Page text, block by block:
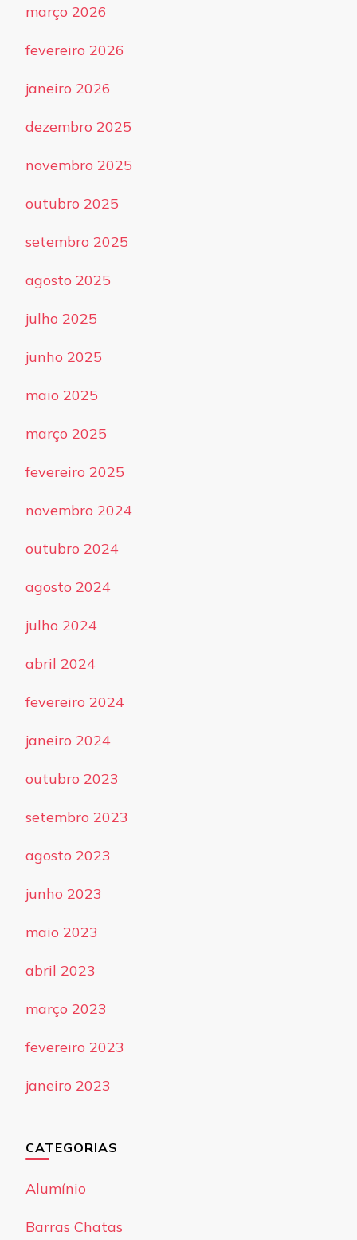
março 2026
fevereiro 2026
janeiro 2026
dezembro 2025
novembro 2025
outubro 2025
setembro 2025
agosto 2025
julho 2025
junho 2025
maio 2025
março 2025
fevereiro 2025
novembro 2024
outubro 2024
agosto 2024
julho 2024
abril 2024
fevereiro 2024
janeiro 2024
outubro 2023
setembro 2023
agosto 2023
junho 2023
maio 2023
abril 2023
março 2023
fevereiro 2023
janeiro 2023
CATEGORIAS
Alumínio
Barras Chatas